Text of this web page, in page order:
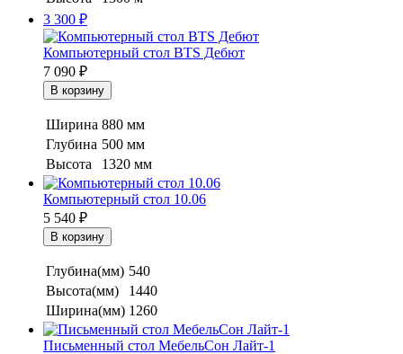
3 300 ₽
Компьютерный стол BTS Дебют
7 090 ₽
Ширина 880 мм
Глубина 500 мм
Высота
1320 мм
Компьютерный стол 10.06
5 540 ₽
Глубина(мм) 540
Высота(мм)
1440
Ширина(мм) 1260
Письменный стол МебельСон Лайт-1